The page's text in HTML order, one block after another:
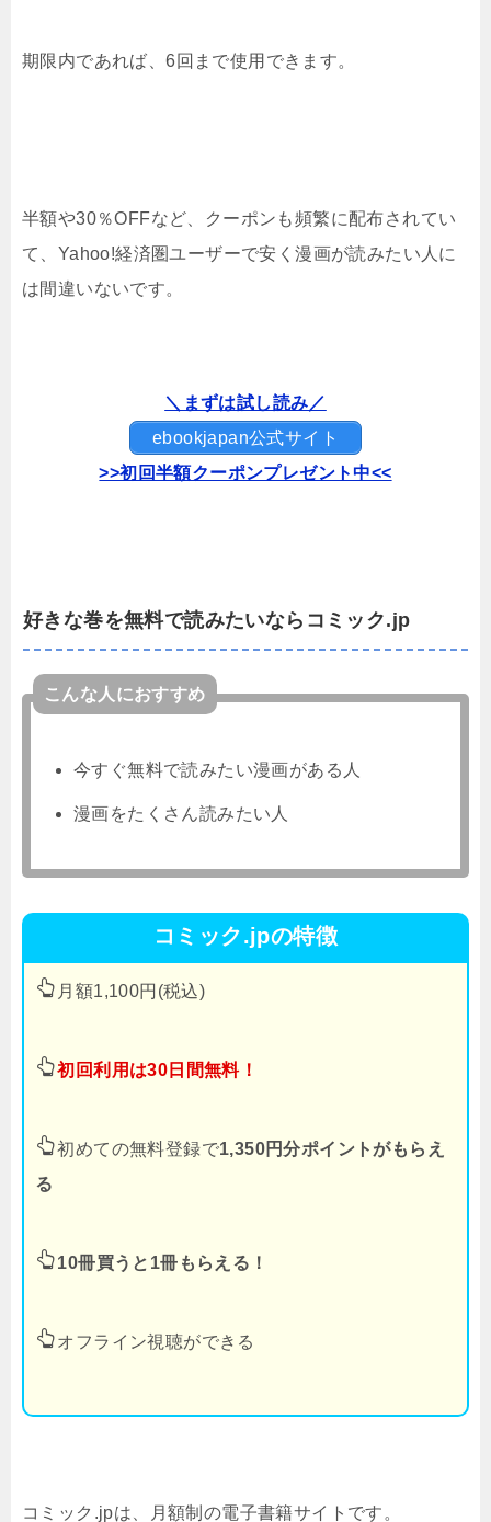
期限内であれば、6回まで使用できます。
半額や30％OFFなど、クーポンも頻繁に配布されてい
て、Yahoo!経済圏ユーザーで安く漫画が読みたい人に
は間違いないです。
＼まずは試し読み／
ebookjapan公式サイト
>>初回半額クーポンプレゼント中<<
好きな巻を無料で読みたいならコミック.jp
こんな人におすすめ
今すぐ無料で読みたい漫画がある人
漫画をたくさん読みたい人
コミック.jpの特徴
月額1,100円(税込)
初回利用は30日間無料！
初めての無料登録で1,350円分ポイントがもらえ
る
10冊買うと1冊もらえる！
オフライン視聴ができる
コミック.jpは、月額制の電子書籍サイトです。